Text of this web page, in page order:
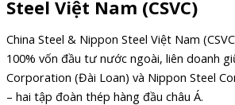
Steel Việt Nam (CSVC)
China Steel & Nippon Steel Việt Nam
100% vốn đầu tư nước ngoài, liên doanh
Corporation (Đài Loan) và Nippon Steel
– hai tập đoàn thép hàng đầu châu Á.